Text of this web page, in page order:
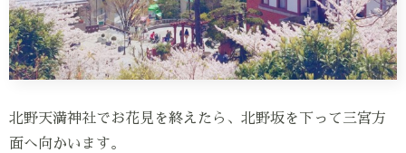
北野天満神社でお花見を終えたら、北野坂を下って三宮方
面へ向かいます。